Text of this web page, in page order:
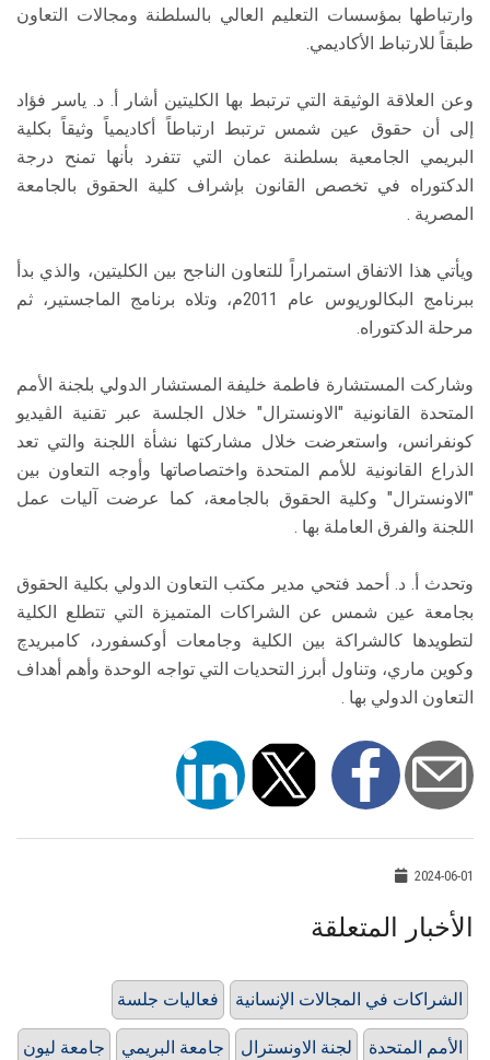
وارتباطها بمؤسسات التعليم العالي بالسلطنة ومجالات التعاون
طبقاً للارتباط الأكاديمي.
وعن العلاقة الوثيقة التي ترتبط بها الكليتين أشار أ. د. ياسر فؤاد
إلى أن حقوق عين شمس ترتبط ارتباطاً أكاديمياً وثيقاً بكلية
البريمي الجامعية بسلطنة عمان التي تتفرد بأنها تمنح درجة
الدكتوراه في تخصص القانون بإشراف كلية الحقوق بالجامعة
المصرية .
ويأتي هذا الاتفاق استمراراً للتعاون الناجح بين الكليتين، والذي بدأ
ببرنامج البكالوريوس عام 2011م، وتلاه برنامج الماجستير، ثم
مرحلة الدكتوراه.
وشاركت المستشارة فاطمة خليفة المستشار الدولي بلجنة الأمم
المتحدة القانونية "الاونسترال" خلال الجلسة عبر تقنية الڤيديو
كونفرانس، واستعرضت خلال مشاركتها نشأة اللجنة والتي تعد
الذراع القانونية للأمم المتحدة واختصاصاتها وأوجه التعاون بين
"الاونسترال" وكلية الحقوق بالجامعة، كما عرضت آليات عمل
اللجنة والفرق العاملة بها .
وتحدث أ. د. أحمد فتحي مدير مكتب التعاون الدولي بكلية الحقوق
بجامعة عين شمس عن الشراكات المتميزة التي تتطلع الكلية
لتطويدها كالشراكة بين الكلية وجامعات أوكسفورد، كامبريدچ
وكوين ماري، وتناول أبرز التحديات التي تواجه الوحدة وأهم أهداف
التعاون الدولي بها .
2024-06-01
الأخبار المتعلقة
فعاليات جلسة الشراكات في المجالات الإنسانية
جامعة ليون جامعة البريمي لجنة الاونسترال الأمم المتحدة